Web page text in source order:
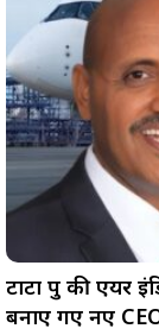
टाटा ग्रुप की एयर
बनाए गए नए